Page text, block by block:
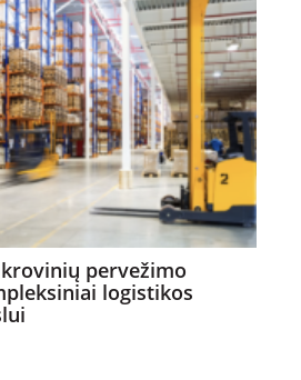
pervežimo
logistikos